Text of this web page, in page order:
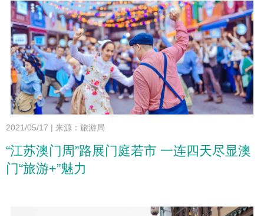
2021/05/17 | 来源：旅游局
“江苏澳门周”路展门庭若市 一连四天尽显澳
门“旅游+”魅力